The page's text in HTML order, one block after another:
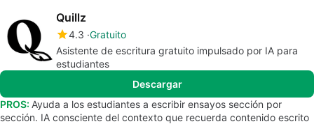
Quillz
4.3 Gratuito
Asistente de escritura gratuito impulsado por IA para
estudiantes
Descargar
PROS: Ayuda a los estudiantes a escribir ensayos sección por
sección. IA consciente del contexto que recuerda contenido escrito